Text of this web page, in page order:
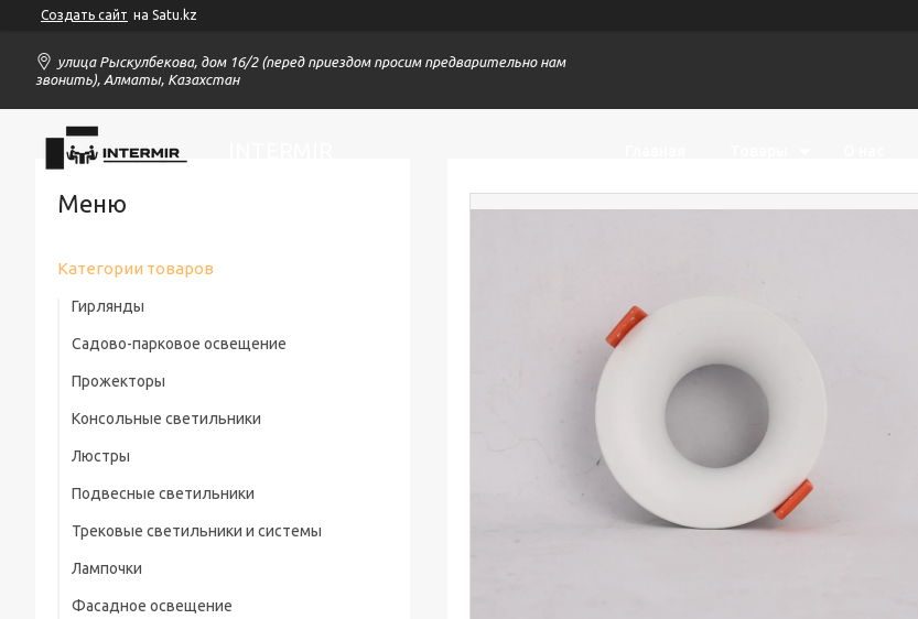
Создать сайт на Satu.kz
улица Рыскулбекова, дом 16/2 (перед приездом просим предварительно нам
звонить), Алматы, Казахстан
Категории товаров
Гирлянды
Садово-парковое освещение
Прожекторы
Консольные светильники
Люстры
Подвесные светильники
Трековые светильники и системы
Лампочки
Фасадное освещение